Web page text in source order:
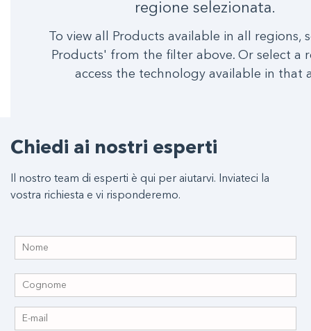
regione selezionata.
To view all Products available in all regions,
Products' from the filter above. Or select a
access the technology available in that
Chiedi ai nostri esperti
Il nostro team di esperti è qui per aiutarvi. Inviateci la
vostra richiesta e vi risponderemo.